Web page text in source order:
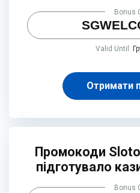
Bonus
Valid Until:
Отримати
Промокоди
підготувало
Bonus